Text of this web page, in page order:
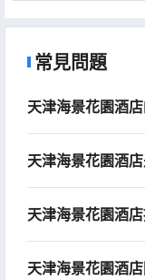
Branch)))
常見問題
天津海景花園酒
天津海景花園酒
天津海景花園酒
天津海景花園酒